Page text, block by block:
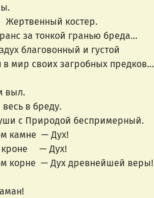
                     Жертвенный костер.
за тонкой гранью бреда…
благовонный и густой
в мир своих загробных предков...
выл.
в бреду.
с Природой беспримерный.
камне  — Дух!
— Дух!
корне  — Дух древнейшей веры!